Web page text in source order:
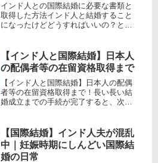
インド人との国際結婚に必要な書類と
取得した方法インド人と結婚すること
になったけどどうすればいいの？と、
姻届けと共に提出してください。」と
のことで、必要書類リストをもらった
と...
【インド人と国際結婚】日本人
の配偶者等の在留資格取得まで
【インド人と国際結婚】日本人の配偶
者等の在留資格取得まで！長い長い結
婚成立までの手続が完了すると、次に
の在留資格で暮らしていたのですが、
今後のわたしたちの生き方を考えたと
き...
【国際結婚】インド人夫が混乱
中｜妊娠時期にしんどい国際結
婚の日常